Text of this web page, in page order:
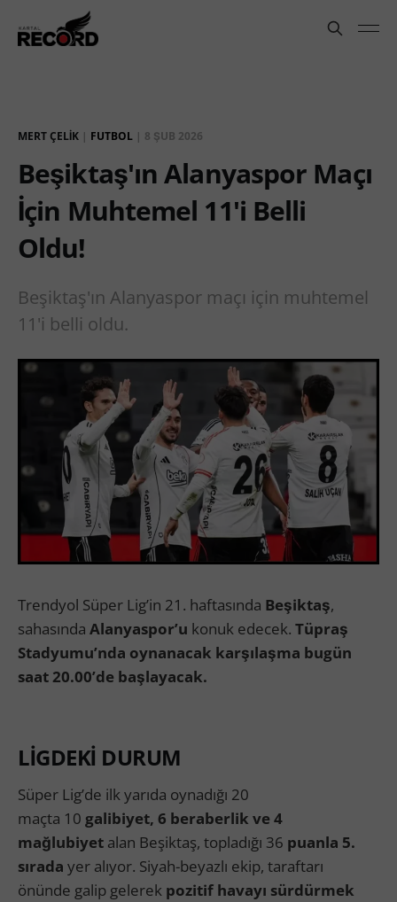
MERT ÇELIK | FUTBOL | 8 ŞUB 2026
Beşiktaş'ın Alanyaspor Maçı
İçin Muhtemel 11'i Belli
Oldu!
Beşiktaş'ın Alanyaspor maçı için muhtemel
11'i belli oldu.
Trendyol Süper Lig’in 21. haftasında Beşiktaş,
sahasında Alanyaspor’u konuk edecek. Tüpraş
Stadyumu’nda oynanacak karşılaşma bugün
saat 20.00’de başlayacak.
LİGDEKİ DURUM
Süper Lig’de ilk yarıda oynadığı 20
maçta 10 galibiyet, 6 beraberlik ve 4
mağlubiyet alan Beşiktaş, topladığı 36 puanla 5.
sırada yer alıyor. Siyah-beyazlı ekip, taraftarı
önünde galip gelerek pozitif havayı sürdürmek